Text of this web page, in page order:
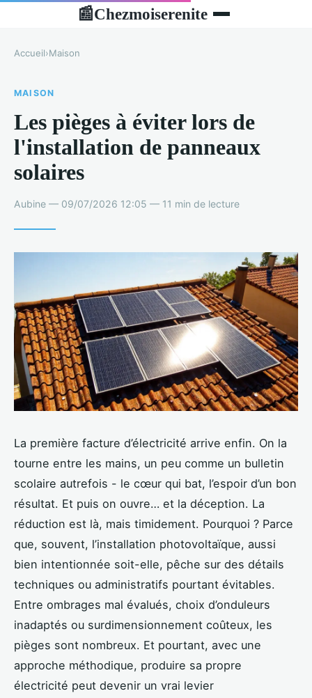
📰Chezmoiserenite
Accueil›Maison
MAISON
Les pièges à éviter lors de
l'installation de panneaux
solaires
Aubine — 09/07/2026 12:05 — 11 min de lecture
La première facture d’électricité arrive enfin. On la
tourne entre les mains, un peu comme un bulletin
scolaire autrefois - le cœur qui bat, l’espoir d’un bon
résultat. Et puis on ouvre… et la déception. La
réduction est là, mais timidement. Pourquoi ? Parce
que, souvent, l’installation photovoltaïque, aussi
bien intentionnée soit-elle, pêche sur des détails
techniques ou administratifs pourtant évitables.
Entre ombrages mal évalués, choix d’onduleurs
inadaptés ou surdimensionnement coûteux, les
pièges sont nombreux. Et pourtant, avec une
approche méthodique, produire sa propre
électricité peut devenir un vrai levier